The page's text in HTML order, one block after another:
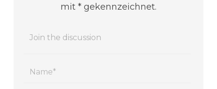
mit * gekennzeichnet.